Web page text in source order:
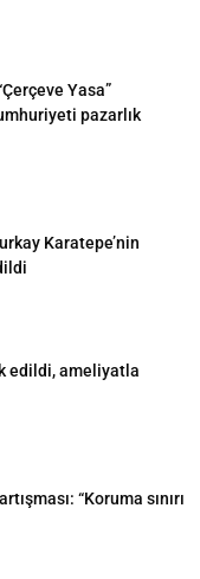
Yasa”
pazarlık
Karatepe’nin
edildi, ameliyatla
“Koruma sınırı